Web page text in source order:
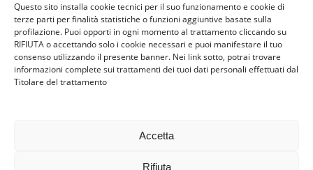
Questo sito installa cookie tecnici per il suo funzionamento e cookie di
terze parti per finalità statistiche o funzioni aggiuntive basate sulla
profilazione. Puoi opporti in ogni momento al trattamento cliccando su
RIFIUTA o accettando solo i cookie necessari e puoi manifestare il tuo
consenso utilizzando il presente banner. Nei link sotto, potrai trovare
informazioni complete sui trattamenti dei tuoi dati personali effettuati dal
Titolare del trattamento
Accetta
Rifiuta
Area riservata
Famiglie per l’accoglienza nel mondo